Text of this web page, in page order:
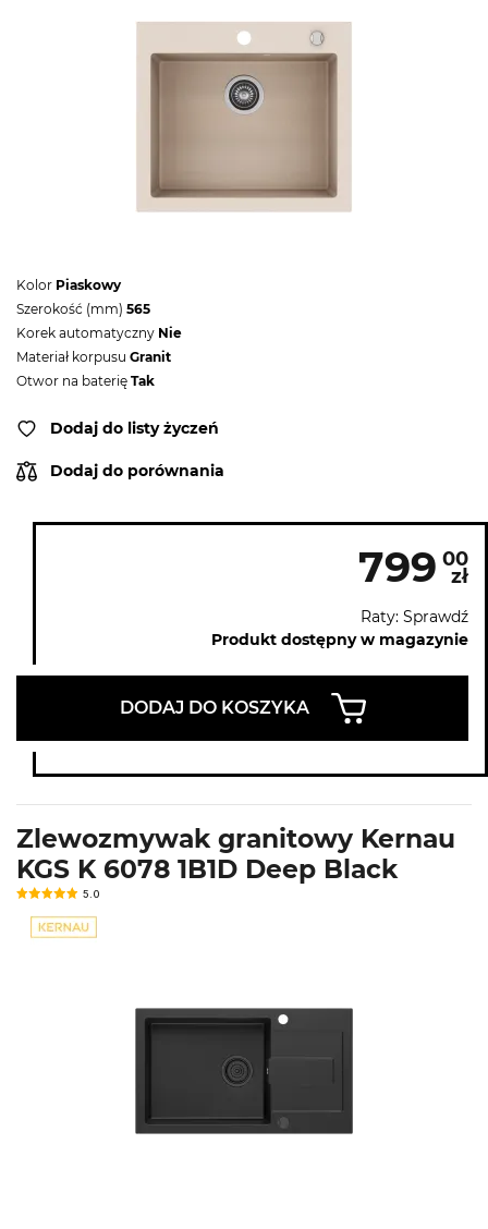
Kolor Piaskowy
Szerokość (mm) 565
Korek automatyczny Nie
Materiał korpusu Granit
Otwor na baterię Tak
Dodaj do listy życzeń
Dodaj do porównania
799 00
zł
Raty: Sprawdź
Produkt dostępny w magazynie
DODAJ DO KOSZYKA
Zlewozmywak granitowy Kernau
KGS K 6078 1B1D Deep Black
5.0